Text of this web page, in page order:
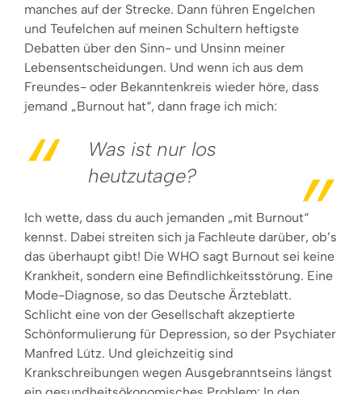
manches auf der Strecke. Dann führen Engelchen
und Teufelchen auf meinen Schultern heftigste
Debatten über den Sinn- und Unsinn meiner
Lebensentscheidungen. Und wenn ich aus dem
Freundes- oder Bekanntenkreis wieder höre, dass
jemand „Burnout hat“, dann frage ich mich:
Was ist nur los
heutzutage?
Ich wette, dass du auch jemanden „mit Burnout“
kennst. Dabei streiten sich ja Fachleute darüber, ob’s
das überhaupt gibt! Die WHO sagt Burnout sei keine
Krankheit, sondern eine Befindlichkeitsstörung. Eine
Mode-Diagnose, so das Deutsche Ärzteblatt.
Schlicht eine von der Gesellschaft akzeptierte
Schönformulierung für Depression, so der Psychiater
Manfred Lütz. Und gleichzeitig sind
Krankschreibungen wegen Ausgebranntseins längst